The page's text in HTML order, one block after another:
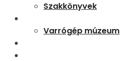
Szakkönyvek
Varrógép múzeum